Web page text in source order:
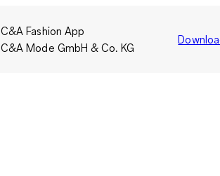
C&A Fashion App
C&A Mode GmbH & Co. KG